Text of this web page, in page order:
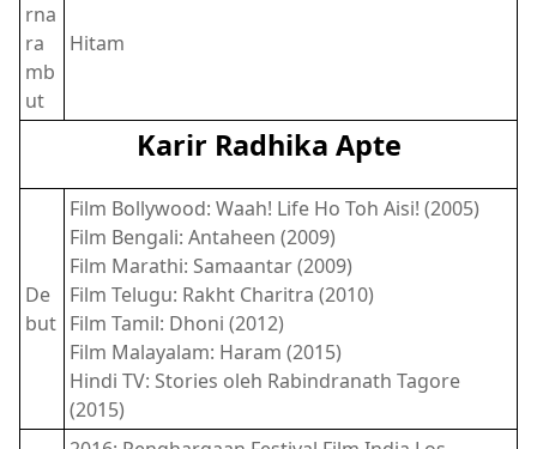
rna
ra
mb
ut
Hitam
Karir Radhika Apte
De
but
Film Bollywood: Waah! Life Ho Toh Aisi! (2005)
Film Bengali: Antaheen (2009)
Film Marathi: Samaantar (2009)
Film Telugu: Rakht Charitra (2010)
Film Tamil: Dhoni (2012)
Film Malayalam: Haram (2015)
Hindi TV: Stories oleh Rabindranath Tagore
(2015)